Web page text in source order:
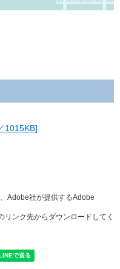
1015KB]
Adobe社が提供するAdobe
ンク先からダウンロードしてく